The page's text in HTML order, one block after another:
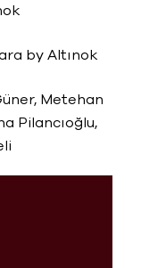
by Altınok
Metehan
Pilancıoğlu,